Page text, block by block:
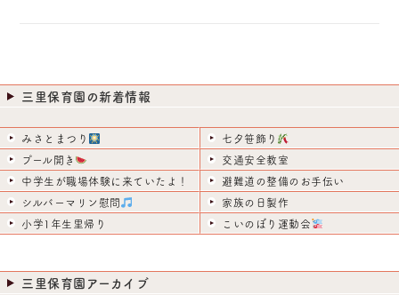
三里保育園の新着情報
みさとまつり
七夕笹飾り
プール開き
交通安全教室
中学生が職場体験に来ていたよ！
避難道の整備のお手伝い
シルバーマリン慰問
家族の日製作
小学1年生里帰り
こいのぼり運動会
三里保育園アーカイブ